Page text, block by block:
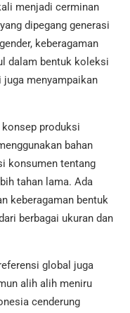
menjadi cerminan
dipegang generasi
keberagaman
dalam bentuk koleksi
menyampaikan
produksi
bahan
konsumen tentang
tahan lama. Ada
keberagaman bentuk
berbagai ukuran dan
global juga
alih alih meniru
cenderung